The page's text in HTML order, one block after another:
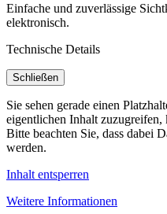
Einfache und zuverlässige
elektronisch.
Technische Details
Schließen
Sie sehen gerade einen
eigentlichen Inhalt
Bitte beachten Sie, dass dabei
werden.
Inhalt entsperren
Weitere Informationen